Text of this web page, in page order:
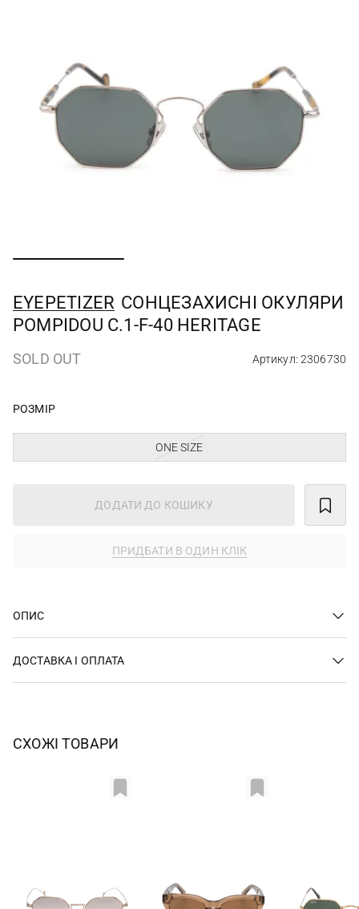
EYEPETIZER СОНЦЕЗАХИСНІ ОКУЛЯРИ
POMPIDOU C.1-F-40 HERITAGE
SOLD OUT Артикул: 2306730
РОЗМІР
ONE SIZE
ДОДАТИ ДО КОШИКУ
ПРИДБАТИ В ОДИН КЛІК
ОПИС
ДОСТАВКА І ОПЛАТА
СХОЖІ ТОВАРИ